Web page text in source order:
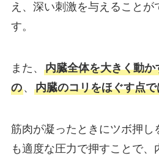
え、深い刺激を与えることが
す。
また、 内臓全体を大きく動
の、 内臓のコリをほぐす点
筋肉が凝ったときにツボ押し
も適度な圧力で押すことで、